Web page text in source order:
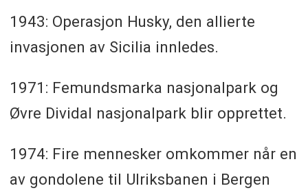
1943: Operasjon Husky, den allierte
invasjonen av Sicilia innledes.
1971: Femundsmarka nasjonalpark og
Øvre Dividal nasjonalpark blir opprettet.
1974: Fire mennesker omkommer når en
av gondolene til Ulriksbanen i Bergen